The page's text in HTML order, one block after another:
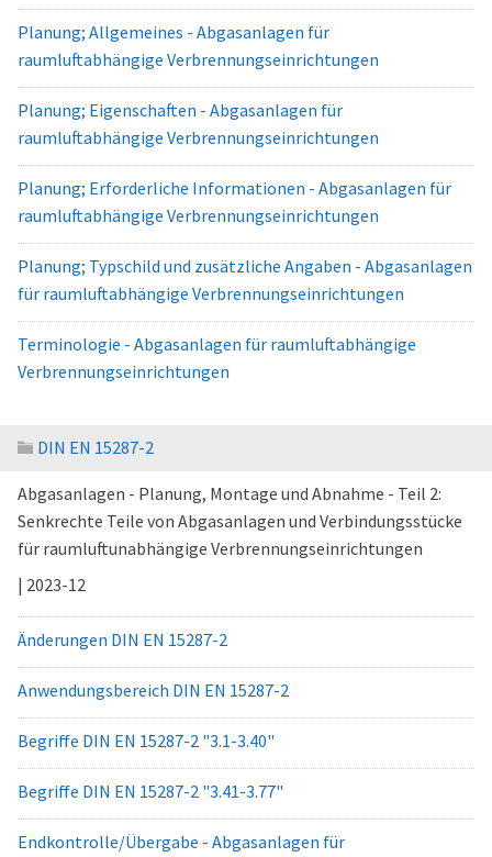
Planung; Allgemeines - Abgasanlagen für
raumluftabhängige Verbrennungseinrichtungen
Planung; Eigenschaften - Abgasanlagen für
raumluftabhängige Verbrennungseinrichtungen
Planung; Erforderliche Informationen - Abgasanlagen für
raumluftabhängige Verbrennungseinrichtungen
Planung; Typschild und zusätzliche Angaben - Abgasanlagen
für raumluftabhängige Verbrennungseinrichtungen
Terminologie - Abgasanlagen für raumluftabhängige
Verbrennungseinrichtungen
DIN EN 15287-2
Abgasanlagen - Planung, Montage und Abnahme - Teil 2:
Senkrechte Teile von Abgasanlagen und Verbindungsstücke
für raumluftunabhängige Verbrennungseinrichtungen
| 2023-12
Änderungen DIN EN 15287-2
Anwendungsbereich DIN EN 15287-2
Begriffe DIN EN 15287-2 "3.1-3.40"
Begriffe DIN EN 15287-2 "3.41-3.77"
Endkontrolle/Übergabe - Abgasanlagen für